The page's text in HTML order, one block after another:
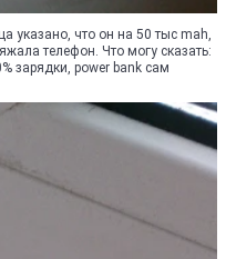
указано, что он на 50 тыс mah,
телефон. Что могу сказать:
зарядки, power bank сам